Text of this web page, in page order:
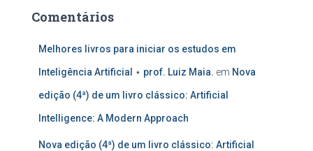
Comentários
Melhores livros para iniciar os estudos em
Inteligência Artificial ⋆ prof. Luiz Maia. em Nova
edição (4ª) de um livro clássico: Artificial
Intelligence: A Modern Approach
Nova edição (4ª) de um livro clássico: Artificial